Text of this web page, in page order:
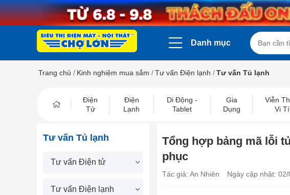
Danh mục
Trang chủ / Kinh nghiệm mua sắm /Tư vấn Điện lạnh /Tư vấn Tủ lạnh
Điện
Tử
Điện
Lạnh
Di Động -
Tablet
Gia
Dụng
Viễn
Vi
Tư vấn Tủ lạnh
Tư vấn Điện tử
Tư vấn Điện lạnh
Tổng hợp bảng mã lỗi
phục
Tác giả: An Nhiên Ngày cập nhật: